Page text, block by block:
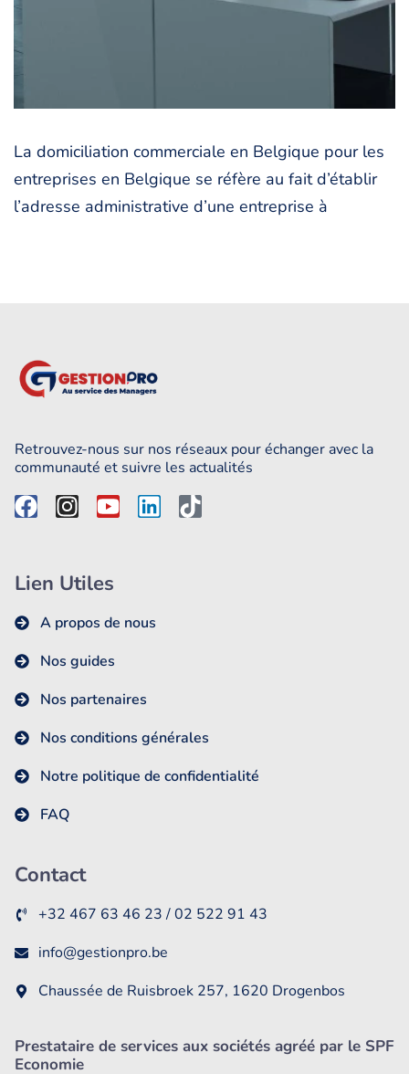
La domiciliation commerciale en Belgique pour les
entreprises en Belgique se réfère au fait d’établir
l’adresse administrative d’une entreprise à
Retrouvez-nous sur nos réseaux pour échanger avec la
communauté et suivre les actualités
Lien Utiles
A propos de nous
Nos guides
Nos partenaires
Nos conditions générales
Notre politique de confidentialité
FAQ
Contact
+32 467 63 46 23 / 02 522 91 43
info@gestionpro.be
Chaussée de Ruisbroek 257, 1620 Drogenbos
Prestataire de services aux sociétés agréé par le SPF
Economie